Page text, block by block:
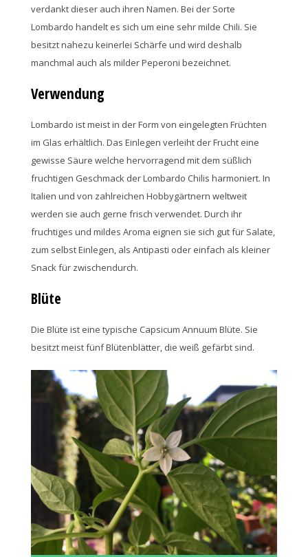
verdankt dieser auch ihren Namen. Bei der Sorte
Lombardo handelt es sich um eine sehr milde Chili. Sie
besitzt nahezu keinerlei Schärfe und wird deshalb
manchmal auch als milder Peperoni bezeichnet.
Verwendung
Lombardo ist meist in der Form von eingelegten Früchten
im Glas erhältlich. Das Einlegen verleiht der Frucht eine
gewisse Säure welche hervorragend mit dem süßlich
fruchtigen Geschmack der Lombardo Chilis harmoniert. In
Italien und von zahlreichen Hobbygärtnern weltweit
werden sie auch gerne frisch verwendet. Durch ihr
fruchtiges und mildes Aroma eignen sie sich gut für Salate,
zum selbst Einlegen, als Antipasti oder einfach als kleiner
Snack für zwischendurch.
Blüte
Die Blüte ist eine typische Capsicum Annuum Blüte. Sie
besitzt meist fünf Blütenblätter, die weiß gefärbt sind.